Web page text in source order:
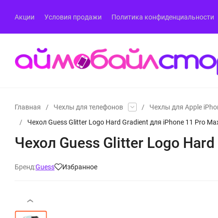
Акции Условия продажи Политика конфиденциальности
Главная / Чехлы для телефонов /
Чехлы для Apple
/
Чехол Guess Glitter Logo Hard Gradient для iPhone 11 Pro
Чехол Guess Glitter Logo
Бренд:Guess Избранное
‹